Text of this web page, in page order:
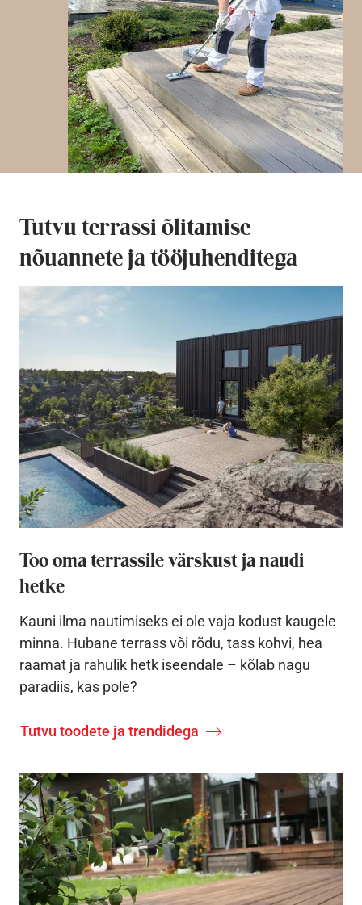
Tutvu terrassi õlitamise
nõuannete ja tööjuhenditega
Too oma terrassile värskust ja naudi
hetke
Kauni ilma nautimiseks ei ole vaja kodust kaugele
minna. Hubane terrass või rõdu, tass kohvi, hea
raamat ja rahulik hetk iseendale – kõlab nagu
paradiis, kas pole?
Tutvu toodete ja trendidega